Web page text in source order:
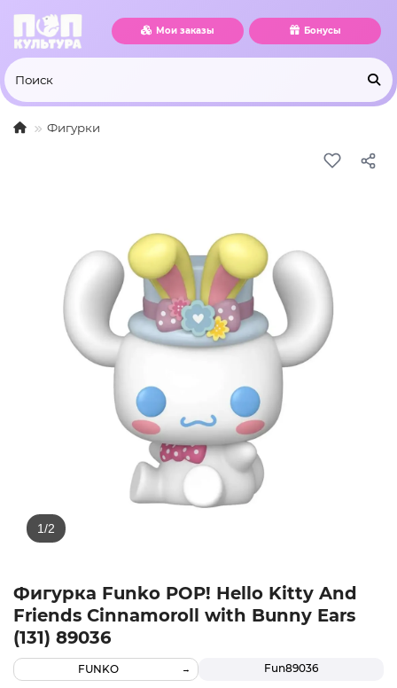
Мои заказы Бонусы
Фигурки
Фигурка Funko POP! Hello Kitty And
Friends Cinnamoroll with Bunny Ears
(131) 89036
Fun89036
FUNKO